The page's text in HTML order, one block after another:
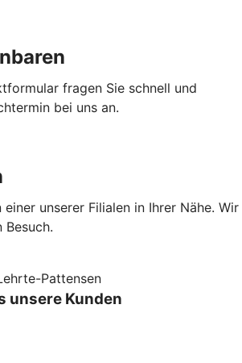
fragen Sie schnell und
bei uns an.
einer unserer Filialen in Ihrer Nähe. Wir
Besuch.
Pattensen
unsere Kunden